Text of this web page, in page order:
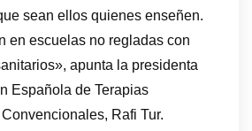
sean ellos quienes enseñen.
en escuelas no regladas con
apunta la presidenta
Española de Terapias
Rafi Tur.